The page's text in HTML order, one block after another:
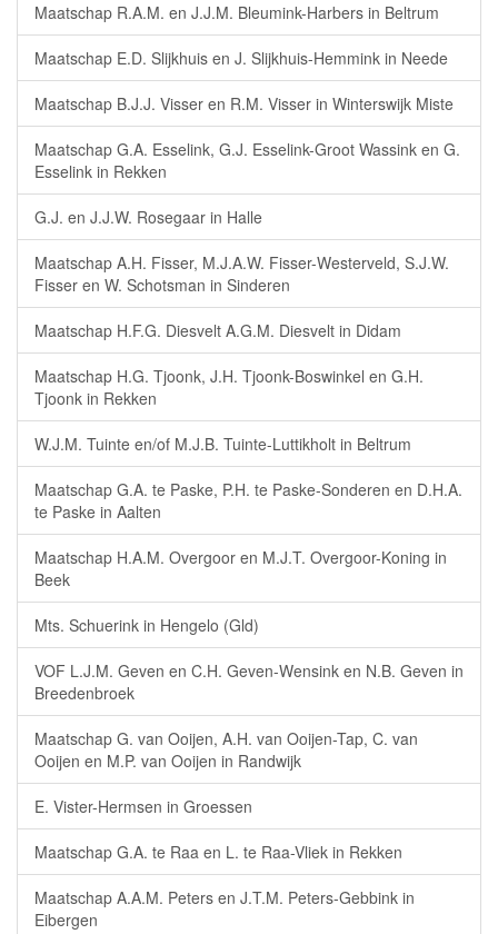
Maatschap R.A.M. en J.J.M. Bleumink-Harbers in Beltrum
Maatschap E.D. Slijkhuis en J. Slijkhuis-Hemmink in Neede
Maatschap B.J.J. Visser en R.M. Visser in Winterswijk Miste
Maatschap G.A. Esselink, G.J. Esselink-Groot Wassink en G.
Esselink in Rekken
G.J. en J.J.W. Rosegaar in Halle
Maatschap A.H. Fisser, M.J.A.W. Fisser-Westerveld, S.J.W.
Fisser en W. Schotsman in Sinderen
Maatschap H.F.G. Diesvelt A.G.M. Diesvelt in Didam
Maatschap H.G. Tjoonk, J.H. Tjoonk-Boswinkel en G.H.
Tjoonk in Rekken
W.J.M. Tuinte en/of M.J.B. Tuinte-Luttikholt in Beltrum
Maatschap G.A. te Paske, P.H. te Paske-Sonderen en D.H.A.
te Paske in Aalten
Maatschap H.A.M. Overgoor en M.J.T. Overgoor-Koning in
Beek
Mts. Schuerink in Hengelo (Gld)
VOF L.J.M. Geven en C.H. Geven-Wensink en N.B. Geven in
Breedenbroek
Maatschap G. van Ooijen, A.H. van Ooijen-Tap, C. van
Ooijen en M.P. van Ooijen in Randwijk
E. Vister-Hermsen in Groessen
Maatschap G.A. te Raa en L. te Raa-Vliek in Rekken
Maatschap A.A.M. Peters en J.T.M. Peters-Gebbink in
Eibergen